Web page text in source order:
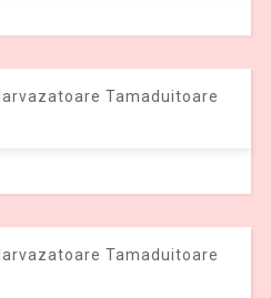
Tamaduitoare
Tamaduitoare